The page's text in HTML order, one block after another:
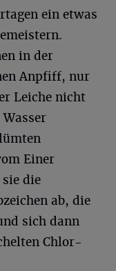
ein etwas
in der
Anpfiff, nur
Leiche nicht
Einer
die
ab, die
sich dann
Chlor-